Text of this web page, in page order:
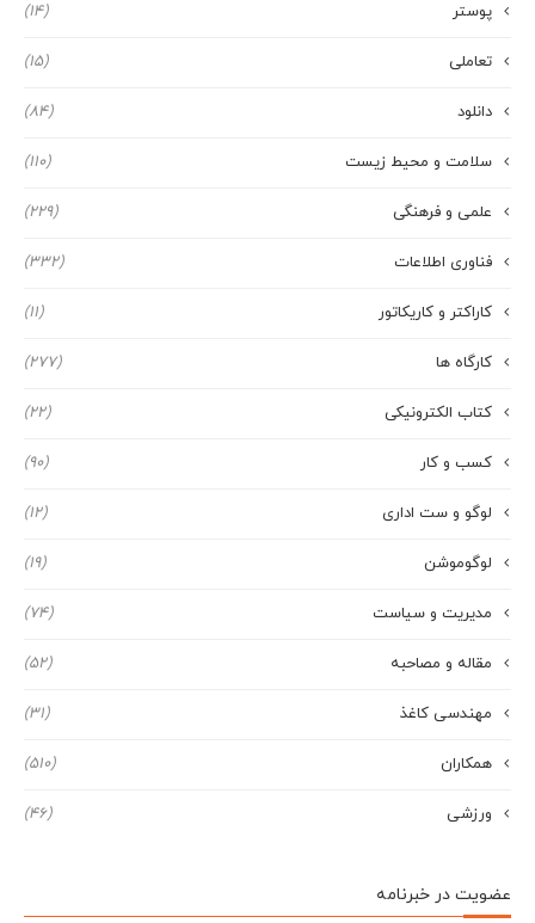
پوستر (14)
تعاملی (15)
دانلود (84)
سلامت و محیط زیست (110)
علمی و فرهنگی (229)
فناوری اطلاعات (332)
کاراکتر و کاریکاتور (11)
کارگاه ها (277)
کتاب الکترونیکی (22)
کسب و کار (90)
لوگو و ست اداری (12)
لوگوموشن (19)
مدیریت و سیاست (74)
مقاله و مصاحبه (52)
مهندسی کاغذ (31)
همکاران (510)
ورزشی (46)
عضویت در خبرنامه